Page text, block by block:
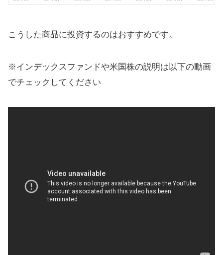
こうした商品に投資するのはおすすめです。
※インデックスファンドや米国株の説明は以下の動画
でチェックしてください